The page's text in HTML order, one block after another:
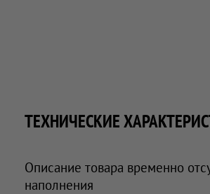
ТЕХНИЧЕСКИЕ
Описание товара временно
наполнения